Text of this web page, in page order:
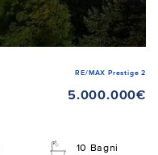
RE/MAX Prestige 2
5.000.000€
10 Bagni